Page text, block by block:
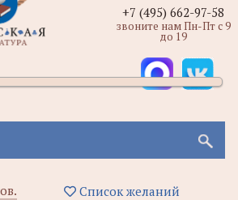
Список желаний
+7 (495) 662-97-58
звоните нам Пн-Пт с 9
до 19